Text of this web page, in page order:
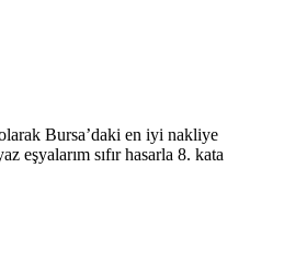
Bursa’daki en iyi nakliye
eşyalarım sıfır hasarla 8. kata